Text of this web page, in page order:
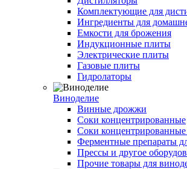
Комплектующие для
Ингредиенты для
Емкости для брожения
Индукционные плиты
Электрические плиты
Газовые плиты
Гидролаторы
Виноделие
Винные дрожжи
Соки концентрированные
Соки
Ферментные препараты
Прессы и другое
Прочие товары для